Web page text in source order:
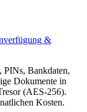
&
PINs, Bankdaten,
Dokumente in
(AES-256).
Kosten.